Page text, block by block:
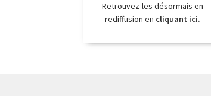
Retrouvez-les désormais en
rediffusion en cliquant ici.